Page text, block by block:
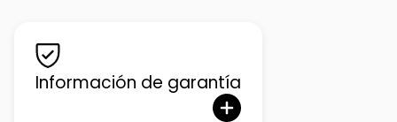
Información de garantía